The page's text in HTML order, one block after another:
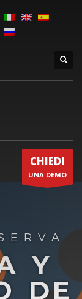
CHIEDI
UNA DEMO
Y
DE